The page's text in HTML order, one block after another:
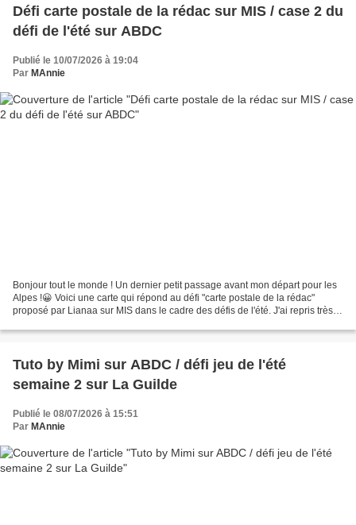
Défi carte postale de la rédac sur MIS / case 2 du
défi de l'été sur ABDC
Publié le 10/07/2026 à 19:04
Par MAnnie
Bonjour tout le monde ! Un dernier petit passage avant mon départ pour les
Alpes !😀 Voici une carte qui répond au défi "carte postale de la rédac"
proposé par Lianaa sur MIS dans le cadre des défis de l'été. J'ai repris très
Tuto by Mimi sur ABDC / défi jeu de l'été
semaine 2 sur La Guilde
Publié le 08/07/2026 à 15:51
Par MAnnie